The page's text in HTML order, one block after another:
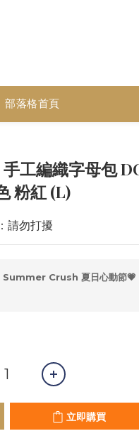
部落格首頁
工編織字母包
粉紅 (L)
請勿打擾
Summer Crush 夏日心動節💗
立即購買